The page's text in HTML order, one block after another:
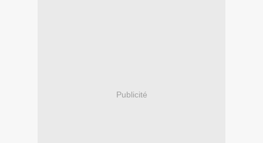
Publicité